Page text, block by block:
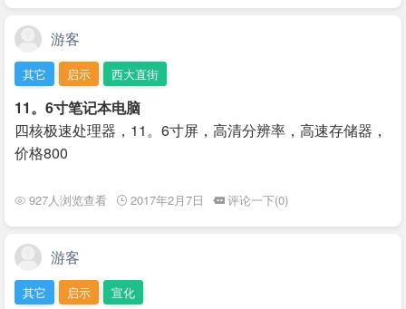
游客
其它 启示 西大直街
11。6寸笔记本电脑
四核极速处理器，11。6寸屏，高清分辨率，高速存储器，
价格800
927人浏览查看 2017年2月7日 评论一下(0)
游客
其它 启示 宣化